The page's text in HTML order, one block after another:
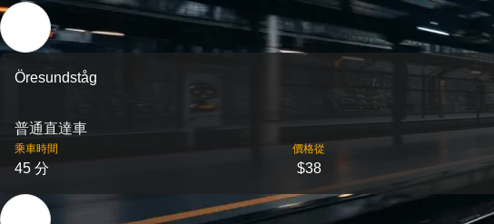
Öresundståg
普通直達車
乘車時間
45 分
價格從
$38